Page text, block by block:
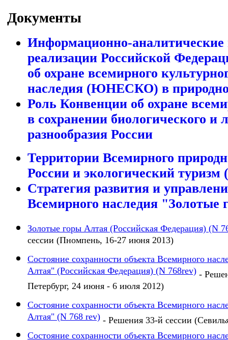
Документы
Информационно-
реализации Российской
об охране всемирного
наследия (ЮНЕСКО) в
Роль Конвенции об охране
в сохранении биологического и
разнообразия России
Территории Всемирного
России и экологический туризм
Стратегия развития и
Всемирного наследия "Золотые
Золотые горы Алтая (Российская Федерация) (N
сессии (Пномпень, 16-27 июня 2013)
Состояние сохранности объекта Всемирного
Алтая" (Российская Федерация) (N 768rev) -
Петербург, 24 июня - 6 июля 2012)
Состояние сохранности объекта Всемирного
Алтая" (N 768 rev) - Решения 33-й сессии
Состояние сохранности объекта Всемирного